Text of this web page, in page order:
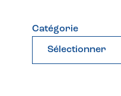
Catégorie
Sélectionner